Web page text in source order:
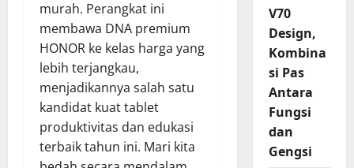
murah. Perangkat ini
membawa DNA premium
HONOR ke kelas harga yang
lebih terjangkau,
menjadikannya salah satu
kandidat kuat tablet
produktivitas dan edukasi
terbaik tahun ini. Mari kita
V70
Design,
Kombina
si Pas
Antara
Fungsi
dan
Gengsi